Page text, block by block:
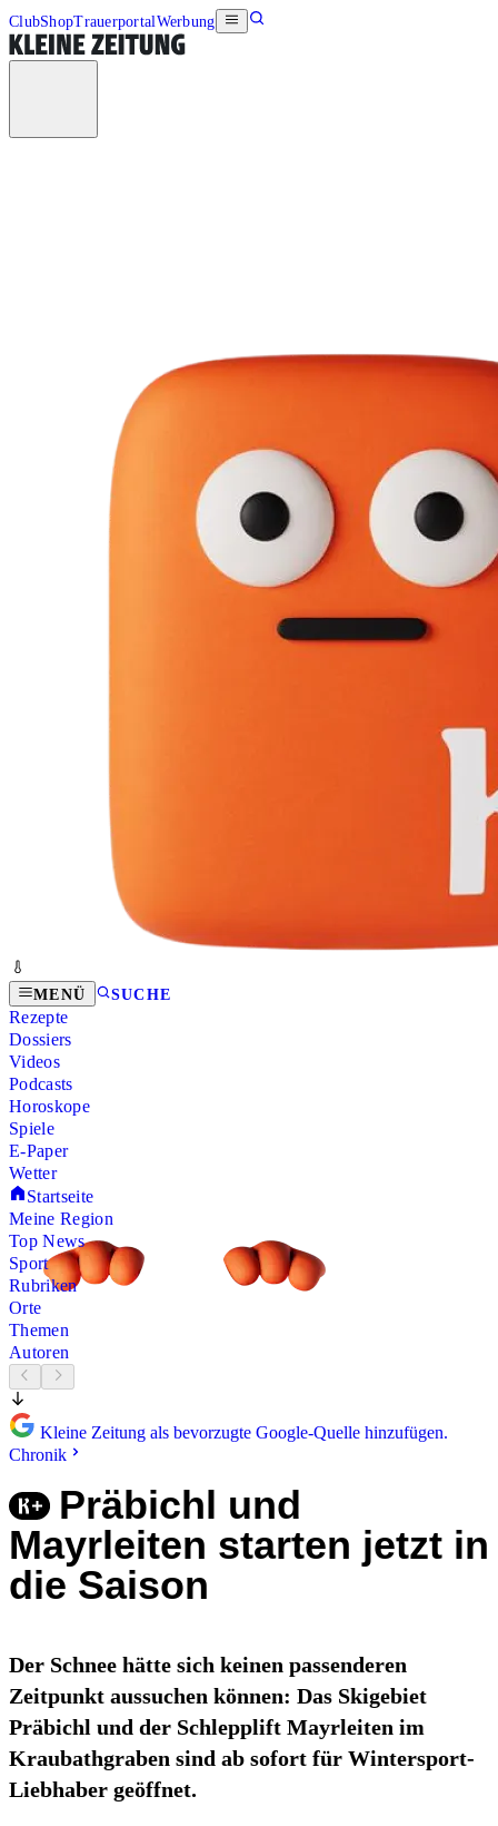
ClubShopTrauerportalWerbung
MENÜ SUCHE
Rezepte
Dossiers
Videos
Podcasts
Horoskope
Spiele
E-Paper
Wetter
Startseite
Meine Region
Top News
Sport
Rubriken
Orte
Themen
Autoren
Kleine Zeitung als bevorzugte Google-Quelle hinzufügen.
Chronik
Präbichl und
Mayrleiten starten jetzt in
die Saison
Der Schnee hätte sich keinen passenderen
Zeitpunkt aussuchen können: Das Skigebiet
Präbichl und der Schlepplift Mayrleiten im
Kraubathgraben sind ab sofort für Wintersport-
Liebhaber geöffnet.